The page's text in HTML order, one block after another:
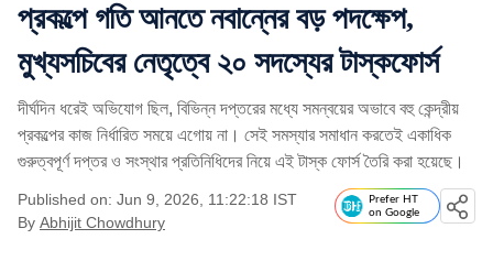
প্রকল্পে গতি আনতে নবান্নের বড় পদক্ষেপ,
মুখ্যসচিবের নেতৃত্বে ২০ সদস্যের টাস্কফোর্স
দীর্ঘদিন ধরেই অভিযোগ ছিল, বিভিন্ন দপ্তরের মধ্যে সমন্বয়ের অভাবে বহু কেন্দ্রীয়
প্রকল্পের কাজ নির্ধারিত সময়ে এগোয় না। সেই সমস্যার সমাধান করতেই একাধিক
গুরুত্বপূর্ণ দপ্তর ও সংস্থার প্রতিনিধিদের নিয়ে এই টাস্ক ফোর্স তৈরি করা হয়েছে।
Published on: Jun 9, 2026, 11:22:18 IST
By Abhijit Chowdhury
Prefer HT
on Google